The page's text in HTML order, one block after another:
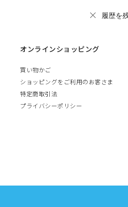
履歴を
オンラインショッピング
買い物かご
ショッピングをご利用のお客さま
特定商取引法
プライバシーポリシー